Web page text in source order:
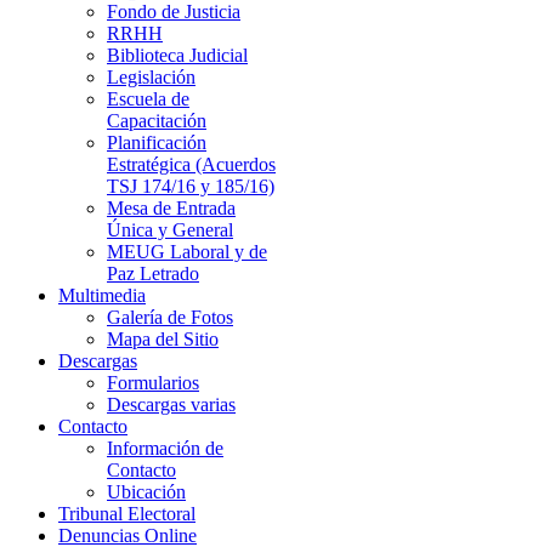
Fondo de Justicia
RRHH
Biblioteca Judicial
Legislación
Escuela de
Capacitación
Planificación
Estratégica (Acuerdos
TSJ 174/16 y 185/16)
Mesa de Entrada
Única y General
MEUG Laboral y de
Paz Letrado
Multimedia
Galería de Fotos
Mapa del Sitio
Descargas
Formularios
Descargas varias
Contacto
Información de
Contacto
Ubicación
Tribunal Electoral
Denuncias Online